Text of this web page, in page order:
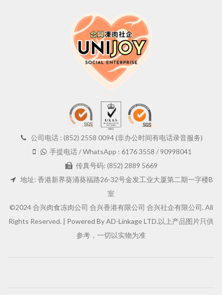
公司电话 : (852) 2558 0094 (非办公时间有电话录音服务)
手提电话 / WhatsApp : 6176 3558 / 90998041
传真号码: (852) 2889 5669
地址: 香港新界葵涌葵福路26-32号金发工业大厦第二期一字楼B
室
©2024 合兴肉食冻肉公司 合兴香港有限公司 合兴社企有限公司. All
Rights Reserved. | Powered By AD-Linkage LTD.以上产品图片只供
参考，一切以实物为准